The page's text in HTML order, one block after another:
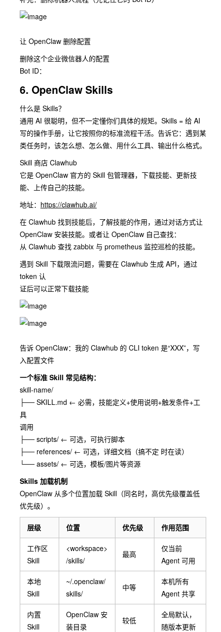
让 OpenClaw 删除配置
删除这个企业微信器⼈的配置
Bot ID：
6. OpenClaw Skills
什么是 Skills？
通⽤ AI 很聪明，但不⼀定懂你们具体的规矩。Skills = 给 AI
写的操作⼿册，让它按照你的标准流程⼲活。告诉它：遇到某
类任务时，该怎么想、怎么做、⽤什么⼯具、输出什么格式。
Skill 商店 Clawhub
它是 OpenClaw 官⽅的 Skill 包管理器，下载技能、更新技
能、上传⾃⼰的技能。
地址： https://clawhub.ai/
在 Clawhub 找到技能后，了解技能的作⽤，通过对话⽅式让
OpenClaw 安装技能。或者让 OpenClaw ⾃⼰查找：
从 Clawhub 查找 zabbix 与 prometheus 监控巡检的技能。
遇到 Skill 下载限流问题，需要在 Clawhub ⽣成 API，通过
token 认
证后可以正常下载技能
告诉 OpenClaw：我的 Clawhub 的 CLI token 是“XXX”，写
⼊配置⽂件
⼀个标准 Skill 常⻅结构：
skill-name/
├── SKILL.md ← 必需，技能定义+使⽤说明+触发条件+⼯
具
调⽤
├── scripts/ ← 可选，可执⾏脚本
├── references/ ← 可选，详细⽂档（搞不定 时在读）
└── assets/ ← 可选，模板/图⽚等资源
Skills 加载机制
OpenClaw 从多个位置加载 Skill（同名时，⾼优先级覆盖低
优先级）。
层级 位置 优先级 作用范围
工作区
Skill
<workspace>
/skills/
最高
仅当前
Agent 可用
本地
Skill
~/.openclaw/
skills/
中等
本机所有
Agent 共享
内置
Skill
OpenClaw 安
装目录
较低
全局默认，
随版本更新